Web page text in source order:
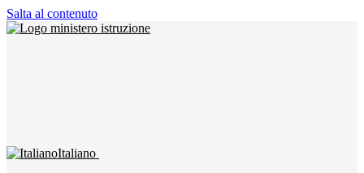
Salta al contenuto
Italiano